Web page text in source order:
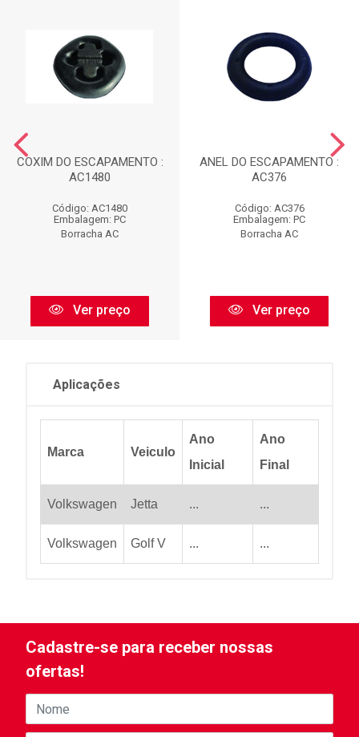
COXIM DO ESCAPAMENTO :
AC1480
Código: AC1480
Embalagem: PC
Borracha AC
Ver preço
ANEL DO ESCAPAMENTO :
AC376
Código: AC376
Embalagem: PC
Borracha AC
Ver preço
Aplicações
Marca Veiculo
Ano
Inicial
Ano
Final
Volkswagen Jetta ... ...
Volkswagen Golf V ... ...
Cadastre-se para receber nossas
ofertas!